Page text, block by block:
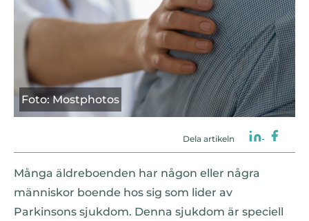
Foto: Mostphotos
Dela artikeln
Många äldreboenden har någon eller några
människor boende hos sig som lider av
Parkinsons sjukdom. Denna sjukdom är speciell